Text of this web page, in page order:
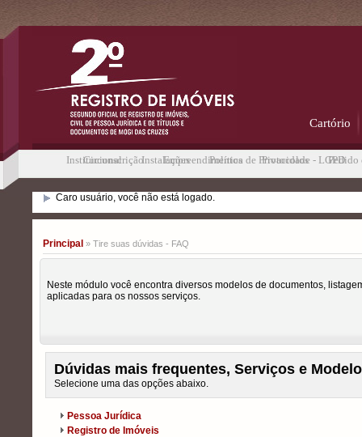
Cartório
Institucional Instalações Política de Privacidade - LGPD
Circunscrição Empreendimentos Protocolos Pedido
Caro usuário, você não está logado.
Principal » Tire suas dúvidas - FAQ
Neste módulo você encontra diversos modelos de documentos,
aplicadas para os nossos serviços.
Dúvidas mais frequentes, Serviços e
Selecione uma das opções abaixo.
Pessoa Jurídica
Registro de Imóveis